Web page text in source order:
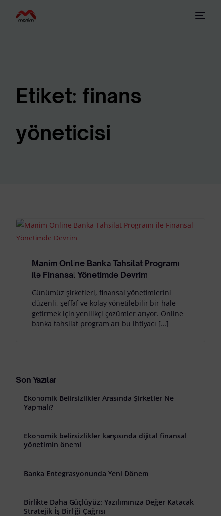
Etiket: finans
yöneticisi
Manim Online Banka Tahsilat Programı
ile Finansal Yönetimde Devrim
Günümüz şirketleri, finansal yönetimlerini
düzenli, şeffaf ve kolay yönetilebilir bir hale
getirmek için yenilikçi çözümler arıyor. Online
banka tahsilat programları bu ihtiyacı […]
Son Yazılar
Ekonomik Belirsizlikler Arasında Şirketler Ne
Yapmalı?
Ekonomik belirsizlikler karşısında dijital finansal
yönetimin önemi
Banka Entegrasyonunda Yeni Dönem
Birlikte Daha Güçlüyüz: Yazılımınıza Değer Katacak
Stratejik İş Birliği Çağrısı